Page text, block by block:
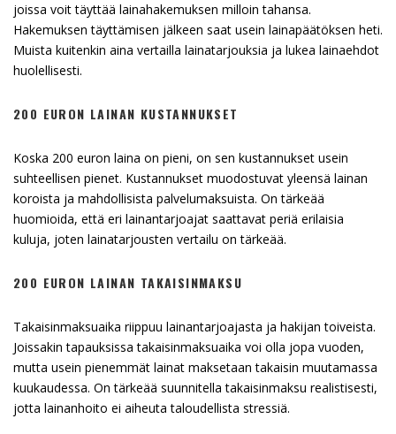
joissa voit täyttää lainahakemuksen milloin tahansa.
Hakemuksen täyttämisen jälkeen saat usein lainapäätöksen heti.
Muista kuitenkin aina vertailla lainatarjouksia ja lukea lainaehdot
huolellisesti.
200 EURON LAINAN KUSTANNUKSET
Koska 200 euron laina on pieni, on sen kustannukset usein
suhteellisen pienet. Kustannukset muodostuvat yleensä lainan
koroista ja mahdollisista palvelumaksuista. On tärkeää
huomioida, että eri lainantarjoajat saattavat periä erilaisia
kuluja, joten lainatarjousten vertailu on tärkeää.
200 EURON LAINAN TAKAISINMAKSU
Takaisinmaksuaika riippuu lainantarjoajasta ja hakijan toiveista.
Joissakin tapauksissa takaisinmaksuaika voi olla jopa vuoden,
mutta usein pienemmät lainat maksetaan takaisin muutamassa
kuukaudessa. On tärkeää suunnitella takaisinmaksu realistisesti,
jotta lainanhoito ei aiheuta taloudellista stressiä.